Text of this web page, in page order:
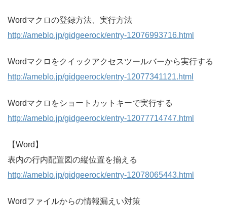
Wordマクロの登録方法、実行方法
http://ameblo.jp/gidgeerock/entry-12076993716.html
Wordマクロをクイックアクセスツールバーから実行する
http://ameblo.jp/gidgeerock/entry-12077341121.html
Wordマクロをショートカットキーで実行する
http://ameblo.jp/gidgeerock/entry-12077714747.html
【Word】
表内の行内配置図の縦位置を揃える
http://ameblo.jp/gidgeerock/entry-12078065443.html
Wordファイルからの情報漏えい対策